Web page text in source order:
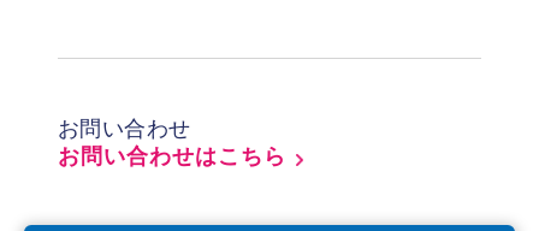
お問い合わせ
お問い合わせはこちら